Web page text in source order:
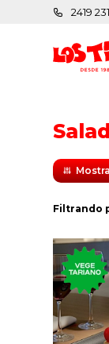
2419
Filtrando
Seis